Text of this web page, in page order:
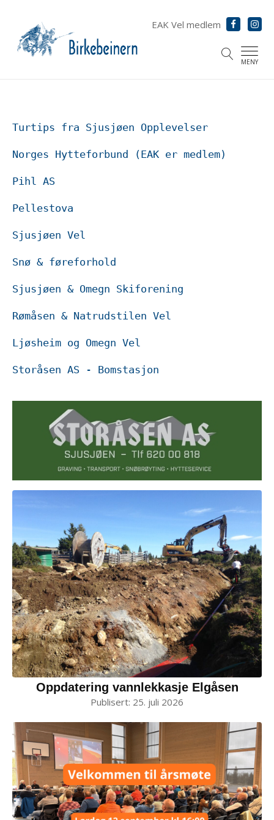
EAK Vel medlem
MENY
Turtips fra Sjusjøen Opplevelser
Norges Hytteforbund (EAK er medlem)
Pihl AS
Pellestova
Sjusjøen Vel
Snø & føreforhold
Sjusjøen & Omegn Skiforening
Rømåsen & Natrudstilen Vel
Ljøsheim og Omegn Vel
Storåsen AS - Bomstasjon
Oppdatering vannlekkasje Elgåsen
Publisert: 25. juli 2026